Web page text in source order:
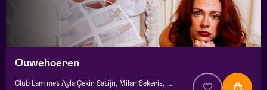
Ouwehoeren
Club Lam met Ayla Çekin Satijn, Milan Sekeris, Dic van Duin, Jean-Baptiste Rey e.a.